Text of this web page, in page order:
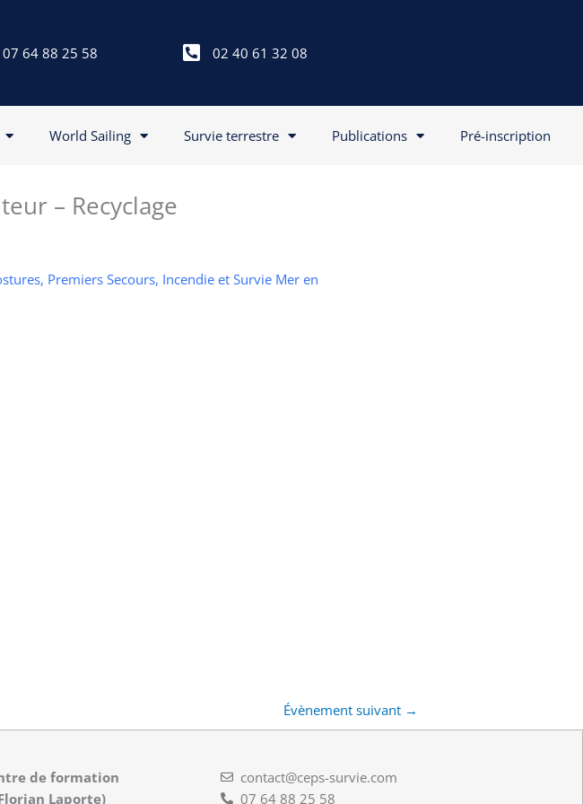
07 64 88 25 58 02 40 61 32 08
World Sailing Survie terrestre Publications Pré-inscription
– Recyclage
Premiers Secours, Incendie et Survie Mer en
Évènement suivant →
de formation
Laporte)
contact@ceps-survie.com
07 64 88 25 58